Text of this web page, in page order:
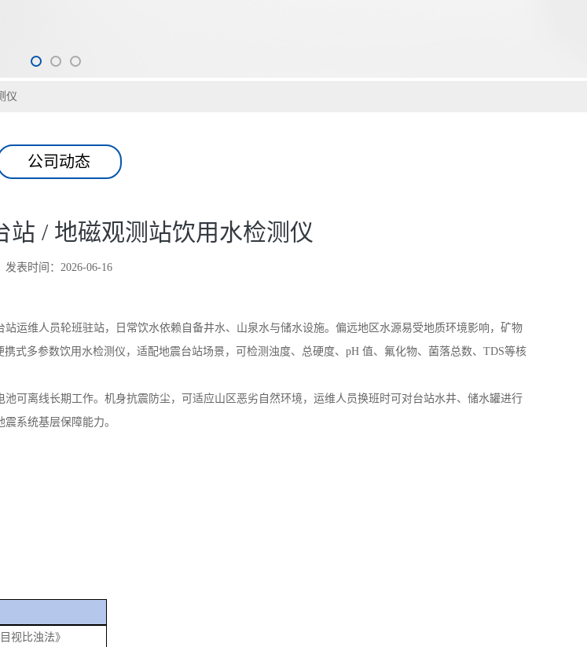
仪
公司动态
站 / 地磁观测站饮用水检测仪
发表时间：2026-06-16
运维人员轮班驻站，日常饮水依赖自备井水、山泉水与储水设施。偏远地区水源易受地质环境影响，矿物
式多参数饮用水检测仪，适配地震台站场景，可检测浊度、总硬度、pH 值、氟化物、菌落总数、TDS等核
可离线长期工作。机身抗震防尘，可适应山区恶劣自然环境，运维人员换班时可对台站水井、储水罐进行
系统基层保障能力。
视比浊法》